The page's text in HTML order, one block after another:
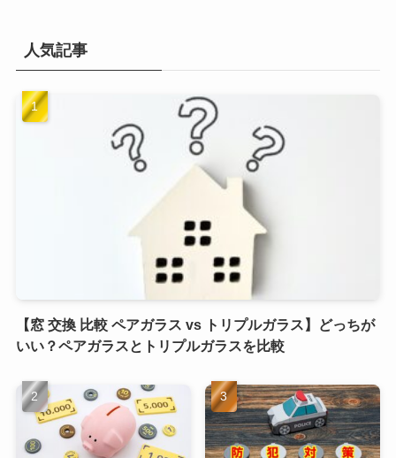
人気記事
【窓 交換 比較 ペアガラス vs トリプルガラス】どっちが
いい？ペアガラスとトリプルガラスを比較